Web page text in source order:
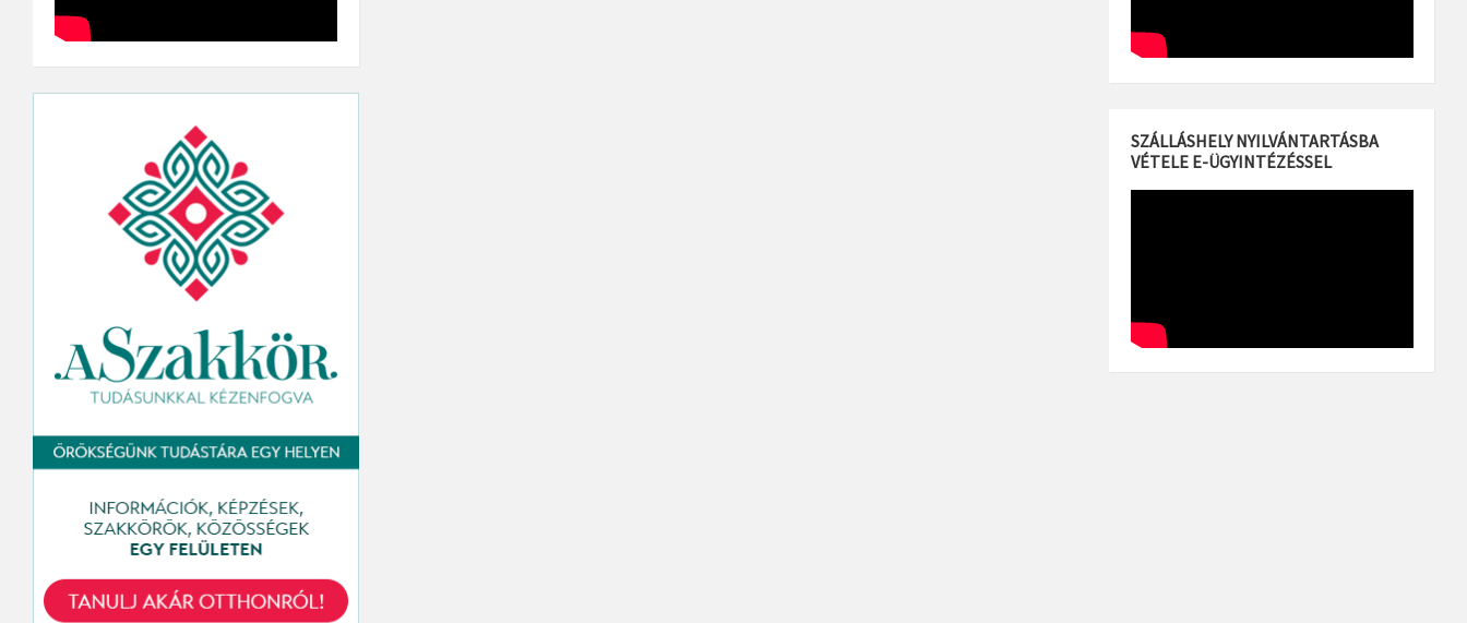
SZÁLLÁSHELY NYILVÁNTARTÁSBA
VÉTELE E-ÜGYINTÉZÉSSEL